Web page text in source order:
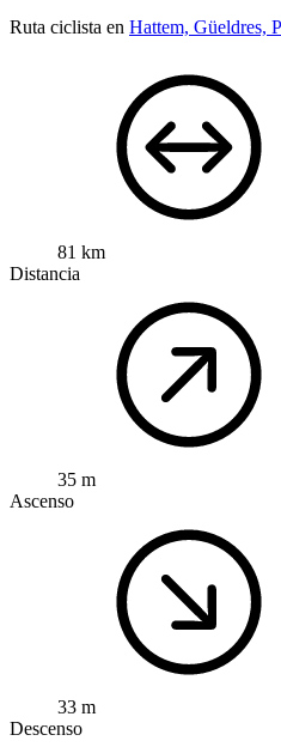
Ruta ciclista en Hattem, Güeldres,
81 km
Distancia
35 m
Ascenso
33 m
Descenso